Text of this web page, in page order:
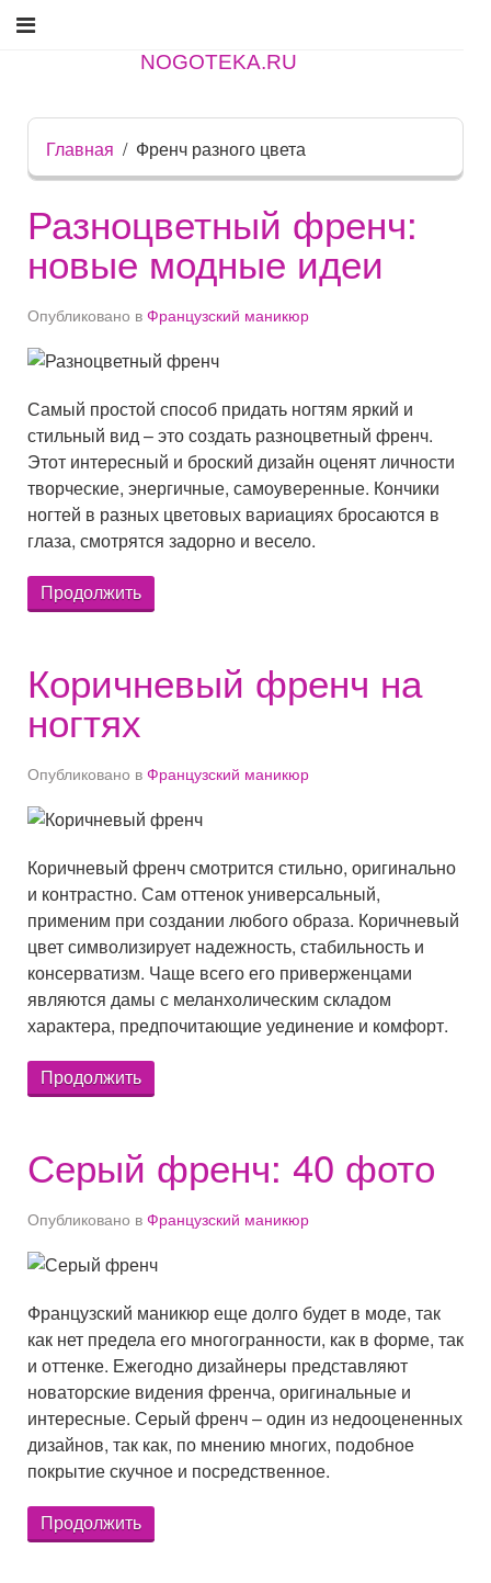
NOGOTEKA.RU
Главная Френч разного цвета
Разноцветный френч:
новые модные идеи
Опубликовано в Французский маникюр
Самый простой способ придать ногтям яркий и
стильный вид – это создать разноцветный френч.
Этот интересный и броский дизайн оценят личности
творческие, энергичные, самоуверенные. Кончики
ногтей в разных цветовых вариациях бросаются в
глаза, смотрятся задорно и весело.
Продолжить
Коричневый френч на
ногтях
Опубликовано в Французский маникюр
Коричневый френч смотрится стильно, оригинально
и контрастно. Сам оттенок универсальный,
применим при создании любого образа. Коричневый
цвет символизирует надежность, стабильность и
консерватизм. Чаще всего его приверженцами
являются дамы с меланхолическим складом
характера, предпочитающие уединение и комфорт.
Продолжить
Серый френч: 40 фото
Опубликовано в Французский маникюр
Французский маникюр еще долго будет в моде, так
как нет предела его многогранности, как в форме, так
и оттенке. Ежегодно дизайнеры представляют
новаторские видения френча, оригинальные и
интересные. Серый френч – один из недооцененных
дизайнов, так как, по мнению многих, подобное
покрытие скучное и посредственное.
Продолжить